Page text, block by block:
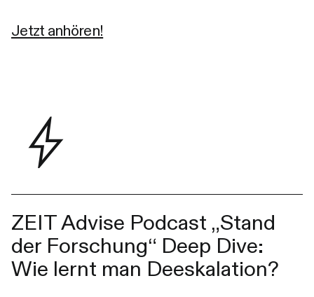
Jetzt anhören!
ZEIT Advise Podcast „Stand
der Forschung“ Deep Dive:
Wie lernt man Deeskalation?